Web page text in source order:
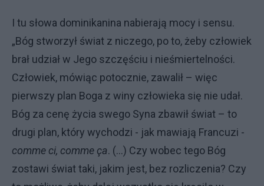
I tu słowa dominikanina nabierają mocy i sensu.
„Bóg stworzył świat z niczego, po to, żeby człowiek
brał udział w Jego szczęściu i nieśmiertelności.
Człowiek, mówiąc potocznie, zawalił – więc
pierwszy plan Boga z winy człowieka się nie udał.
Bóg za cenę życia swego Syna zbawił świat – to
drugi plan, który wychodzi - jak mawiają Francuzi -
comme ci, comme ça. (…) Czy wobec tego Bóg
zostawi świat taki, jakim jest, bez rozliczenia? Czy